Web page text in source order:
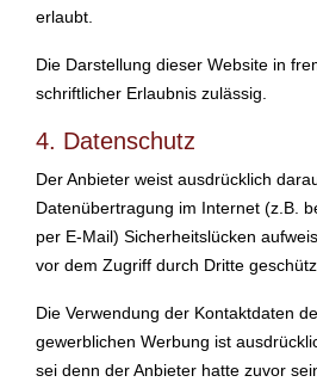
erlaubt.
Die Darstellung dieser Website in
schriftlicher Erlaubnis zulässig.
4. Datenschutz
Der Anbieter weist ausdrücklich
Datenübertragung im Internet (z.B.
per E-Mail) Sicherheitslücken
vor dem Zugriff durch Dritte
Die Verwendung der Kontaktdaten
gewerblichen Werbung ist
sei denn der Anbieter hatte zuvor